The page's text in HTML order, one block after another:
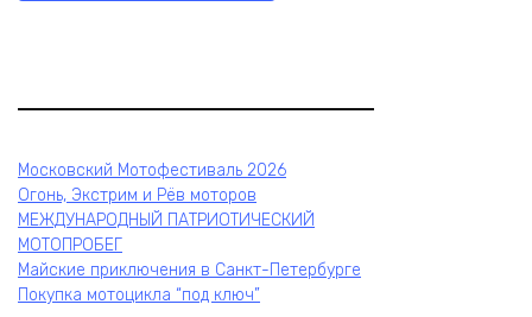
Московский Мотофестиваль 2026
Огонь, Экстрим и Рёв моторов
МЕЖДУНАРОДНЫЙ ПАТРИОТИЧЕСКИЙ
МОТОПРОБЕГ
Майские приключения в Санкт-Петербурге
Покупка мотоцикла “под ключ”